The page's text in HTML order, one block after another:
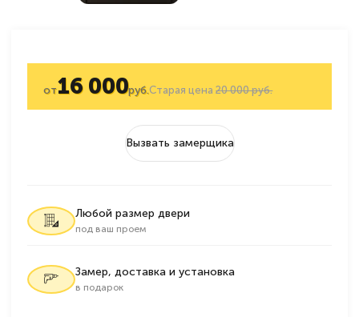
Старая цена20 000 руб.
от16 000руб.
Вызвать замерщика
Любой размер двери
под ваш проем
Замер, доставка и установка
в подарок